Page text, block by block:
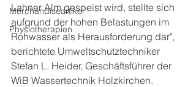
Merchandiseartikel
Physiotherapien
Lahner Alm gespeist wird, stellte sich
aufgrund der hohen Belastungen im
Rohwasser als Herausforderung dar",
berichtete Umweltschutztechniker
Stefan L. Heider, Geschäftsführer der
WiB Wassertechnik Holzkirchen.